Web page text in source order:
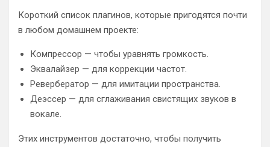
Короткий список плагинов, которые пригодятся почти
в любом домашнем проекте:
Компрессор — чтобы уравнять громкость.
Эквалайзер — для коррекции частот.
Ревербератор — для имитации пространства.
Деэссер — для сглаживания свистящих звуков в
вокале.
Этих инструментов достаточно, чтобы получить